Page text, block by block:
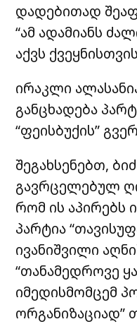
დადებითად
“ამ ადამიანს
აქვს
ირაკლი
განცხადება
“ფეისბუქის”
შეგახსენებთ,
გავრცელებულ
რომ ის აპირებს
პარტია
ივანიშვილი
“თანამედროვე
იმედისმომცემ